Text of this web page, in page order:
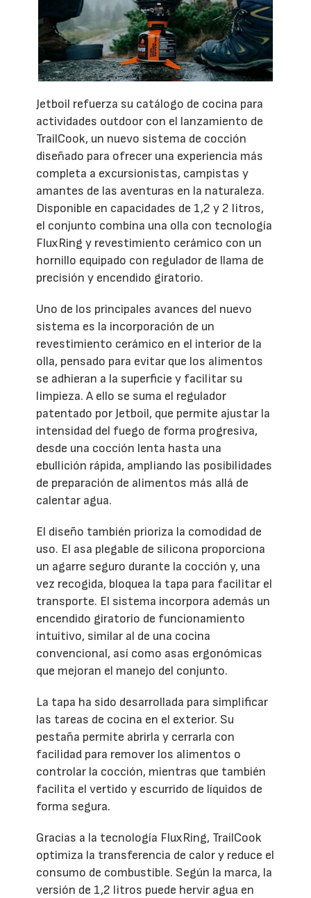
Jetboil refuerza su catálogo de cocina para
actividades outdoor con el lanzamiento de
TrailCook, un nuevo sistema de cocción
diseñado para ofrecer una experiencia más
completa a excursionistas, campistas y
amantes de las aventuras en la naturaleza.
Disponible en capacidades de 1,2 y 2 litros,
el conjunto combina una olla con tecnología
FluxRing y revestimiento cerámico con un
hornillo equipado con regulador de llama de
precisión y encendido giratorio.
Uno de los principales avances del nuevo
sistema es la incorporación de un
revestimiento cerámico en el interior de la
olla, pensado para evitar que los alimentos
se adhieran a la superficie y facilitar su
limpieza. A ello se suma el regulador
patentado por Jetboil, que permite ajustar la
intensidad del fuego de forma progresiva,
desde una cocción lenta hasta una
ebullición rápida, ampliando las posibilidades
de preparación de alimentos más allá de
calentar agua.
El diseño también prioriza la comodidad de
uso. El asa plegable de silicona proporciona
un agarre seguro durante la cocción y, una
vez recogida, bloquea la tapa para facilitar el
transporte. El sistema incorpora además un
encendido giratorio de funcionamiento
intuitivo, similar al de una cocina
convencional, así como asas ergonómicas
que mejoran el manejo del conjunto.
La tapa ha sido desarrollada para simplificar
las tareas de cocina en el exterior. Su
pestaña permite abrirla y cerrarla con
facilidad para remover los alimentos o
controlar la cocción, mientras que también
facilita el vertido y escurrido de líquidos de
forma segura.
Gracias a la tecnología FluxRing, TrailCook
optimiza la transferencia de calor y reduce el
consumo de combustible. Según la marca, la
versión de 1,2 litros puede hervir agua en